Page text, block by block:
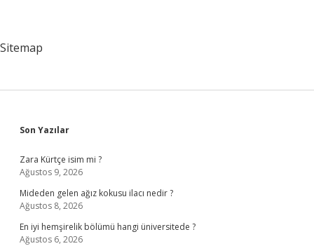
Sitemap
Sidebar
Son Yazılar
Zara Kürtçe isim mi ?
Ağustos 9, 2026
Mideden gelen ağız kokusu ilacı nedir ?
Ağustos 8, 2026
En iyi hemşirelik bölümü hangi üniversitede ?
Ağustos 6, 2026